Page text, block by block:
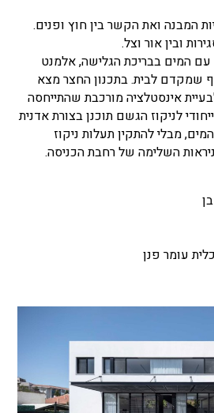
המבנה ואת הקשר בין חוץ ופנים.
ובין אור וצל.
ריצוף החצר נמצא בקו 0 עם המים בבריכת הגלישה, אלמנט
שמקדם לבית. בתכנון החצר מצא
אינסטלציה מורכבת שהתייחסה
לניקוז הגשם תוכנן בצורת אדנית
מבלי להתקין תעלות ניקוז
השלימה של רחבת הכניסה.
עומר פנן